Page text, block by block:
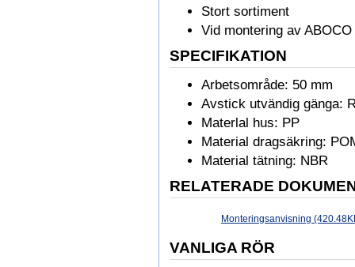
Stort sortiment
Vid montering av
SPECIFIKATION
Arbetsområde: 50 mm
Avstick utvändig gänga:
Materlal hus: PP
Material dragsäkring:
Material tätning: NBR
RELATERADE
Monteringsanvisning
VANLIGA RÖR